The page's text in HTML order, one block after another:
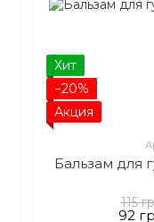
Хит
−20%
Акция
Бальзам для
115
92